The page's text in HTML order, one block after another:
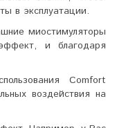
в эксплуатации.
миостимуляторы
и благодаря
Comfort
воздействия на